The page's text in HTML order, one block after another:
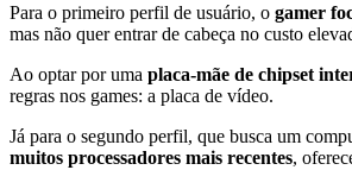
Para o primeiro perfil de usuário, o gamer
mas não quer entrar de cabeça no custo
Ao optar por uma placa-mãe de chipset
regras nos games: a placa de vídeo.
Já para o segundo perfil, que busca um
muitos processadores mais recentes,